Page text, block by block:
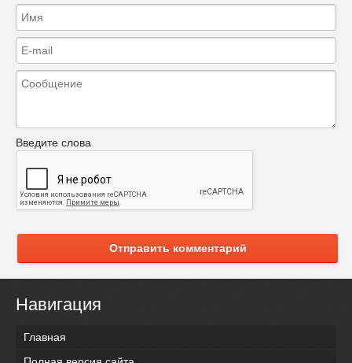
Введите слова
Отправить комментарий
Навигация
Главная